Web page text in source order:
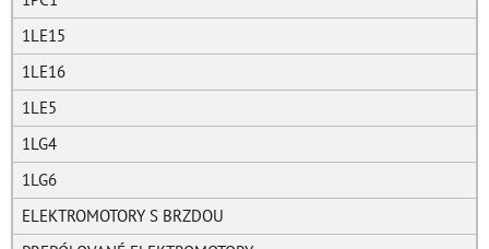
1LE15
1LE16
1LE5
1LG4
1LG6
ELEKTROMOTORY S BRZDOU